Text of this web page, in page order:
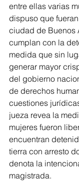
entre ellas varias
dispuso que
ciudad de Buenos
cumplan con la
medida que sin
generar mayor
del gobierno
de derechos
cuestiones
jueza revea la
mujeres fueron
encuentran
tierra con arresto
denota la
magistrada.